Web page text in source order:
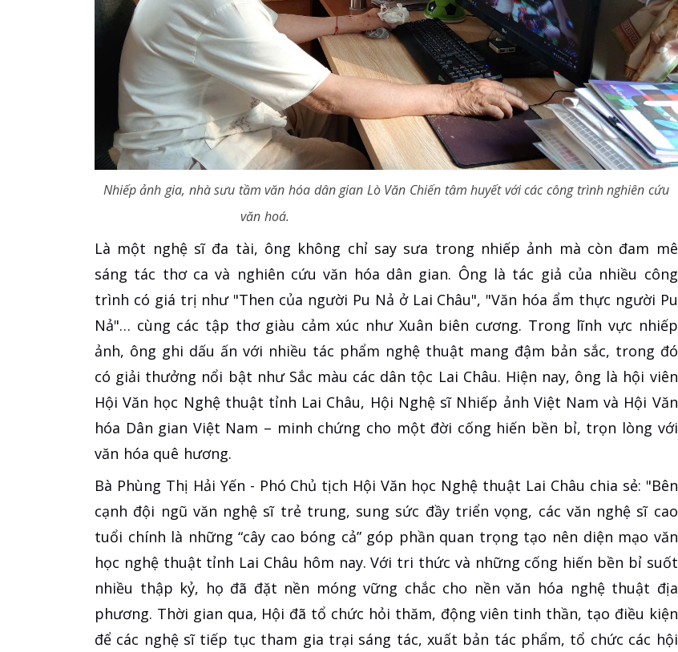
Nhiếp ảnh gia, nhà sưu tầm văn hóa dân gian Lò Văn Chiến tâm huyết với các công trình nghiên cứu
văn hoá.
Là một nghệ sĩ đa tài, ông không chỉ say sưa trong nhiếp ảnh mà còn đam mê
sáng tác thơ ca và nghiên cứu văn hóa dân gian. Ông là tác giả của nhiều công
trình có giá trị như "Then của người Pu Nả ở Lai Châu", "Văn hóa ẩm thực người Pu
Nả"… cùng các tập thơ giàu cảm xúc như Xuân biên cương. Trong lĩnh vực nhiếp
ảnh, ông ghi dấu ấn với nhiều tác phẩm nghệ thuật mang đậm bản sắc, trong đó
có giải thưởng nổi bật như Sắc màu các dân tộc Lai Châu. Hiện nay, ông là hội viên
Hội Văn học Nghệ thuật tỉnh Lai Châu, Hội Nghệ sĩ Nhiếp ảnh Việt Nam và Hội Văn
hóa Dân gian Việt Nam – minh chứng cho một đời cống hiến bền bỉ, trọn lòng với
văn hóa quê hương.
Bà Phùng Thị Hải Yến - Phó Chủ tịch Hội Văn học Nghệ thuật Lai Châu chia sẻ: "Bên
cạnh đội ngũ văn nghệ sĩ trẻ trung, sung sức đầy triển vọng, các văn nghệ sĩ cao
tuổi chính là những “cây cao bóng cả” góp phần quan trọng tạo nên diện mạo văn
học nghệ thuật tỉnh Lai Châu hôm nay. Với tri thức và những cống hiến bền bỉ suốt
nhiều thập kỷ, họ đã đặt nền móng vững chắc cho nền văn hóa nghệ thuật địa
phương. Thời gian qua, Hội đã tổ chức hỏi thăm, động viên tinh thần, tạo điều kiện
để các nghệ sĩ tiếp tục tham gia trại sáng tác, xuất bản tác phẩm, tổ chức các hội